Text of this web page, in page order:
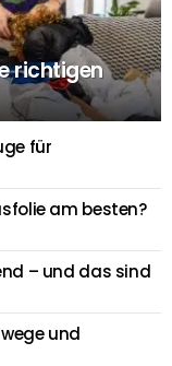
richtigen
für
am besten?
– und das sind
und